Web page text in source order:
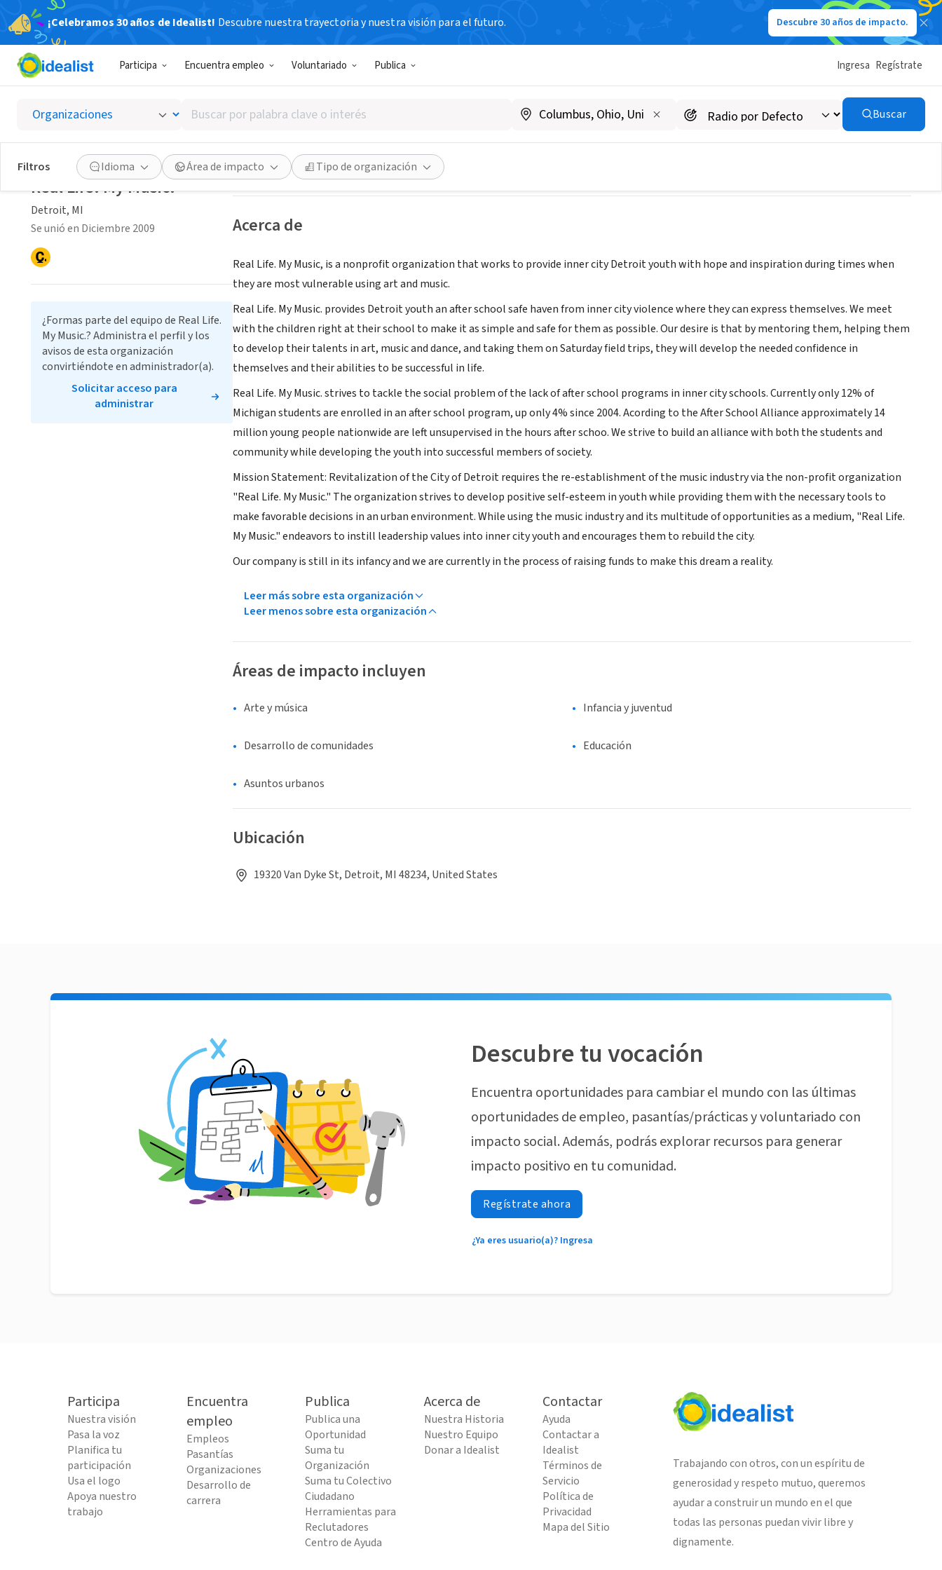
¡Celebramos 30 años de Idealist! Descubre nuestra trayectoria y nuestra visión para el futuro. Descubre 30 años de impacto.
Participa Encuentra empleo Voluntariado Publica Ingresa Regístrate
Buscar
por
palabra
clave
o
interés
Buscar
Filtros Idioma Área de impacto Tipo de organización
Real Life. My Music.
Detroit, MI| www.reallifemymusic.org
Guardar Compartir
Acerca de
Real Life. My Music, is a nonprofit organization that works to provide inner city Detroit youth with hope and inspiration during times when
they are most vulnerable using art and music.
Real Life. My Music. provides Detroit youth an after school safe haven from inner city violence where they can express themselves. We meet
with the children right at their school to make it as simple and safe for them as possible. Our desire is that by mentoring them, helping them
to develop their talents in art, music and dance, and taking them on Saturday field trips, they will develop the needed confidence in
themselves and their abilities to be successful in life.
Real Life. My Music. strives to tackle the social problem of the lack of after school programs in inner city schools. Currently only 12% of
Michigan students are enrolled in an after school program, up only 4% since 2004. Acording to the After School Alliance approximately 14
million young people nationwide are left unsupervised in the hours after schoo. We strive to build an alliance with both the students and
community while developing the youth into successful members of society.
Mission Statement: Revitalization of the City of Detroit requires the re-establishment of the music industry via the non-profit organization
"Real Life. My Music." The organization strives to develop positive self-esteem in youth while providing them with the necessary tools to
make favorable decisions in an urban environment. While using the music industry and its multitude of opportunities as a medium, "Real Life.
My Music." endeavors to instill leadership values into inner city youth and encourages them to rebuild the city.
Our company is still in its infancy and we are currently in the process of raising funds to make this dream a reality.
Leer más sobre esta organización
Leer menos sobre esta organización
Áreas de impacto incluyen
Arte y música Infancia y juventud
Desarrollo de comunidades Educación
Asuntos urbanos
Ubicación
19320 Van Dyke St, Detroit, MI 48234, United States
Real Life. My Music.
Detroit, MI
Se unió en Diciembre 2009
¿Formas parte del equipo de Real Life.
My Music.? Administra el perfil y los
avisos de esta organización
convirtiéndote en administrador(a).
Solicitar acceso para
administrar
Descubre tu vocación
Encuentra oportunidades para cambiar el mundo con las últimas
oportunidades de empleo, pasantías/prácticas y voluntariado con
impacto social. Además, podrás explorar recursos para generar
impacto positivo en tu comunidad.
Regístrate ahora
¿Ya eres usuario(a)? Ingresa
Participa
Nuestra visión
Pasa la voz
Planifica tu
participación
Usa el logo
Apoya nuestro
trabajo
Encuentra
empleo
Empleos
Pasantías
Organizaciones
Desarrollo de
carrera
Publica
Publica una
Oportunidad
Suma tu
Organización
Suma tu Colectivo
Ciudadano
Herramientas para
Reclutadores
Centro de Ayuda
Acerca de
Nuestra Historia
Nuestro Equipo
Donar a Idealist
Contactar
Ayuda
Contactar a
Idealist
Términos de
Servicio
Política de
Privacidad
Mapa del Sitio
Trabajando con otros, con un espíritu de
generosidad y respeto mutuo, queremos
ayudar a construir un mundo en el que
todas las personas puedan vivir libre y
dignamente.